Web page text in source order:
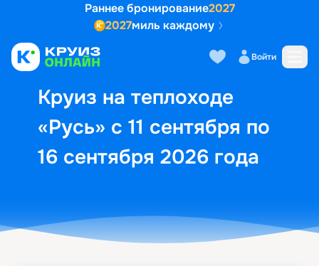
Раннее бронирование2027
2027миль каждому
Войти
Круиз на теплоходе
«Русь» с 11 сентября по
16 сентября 2026 года
Выбор кают Маршрут и